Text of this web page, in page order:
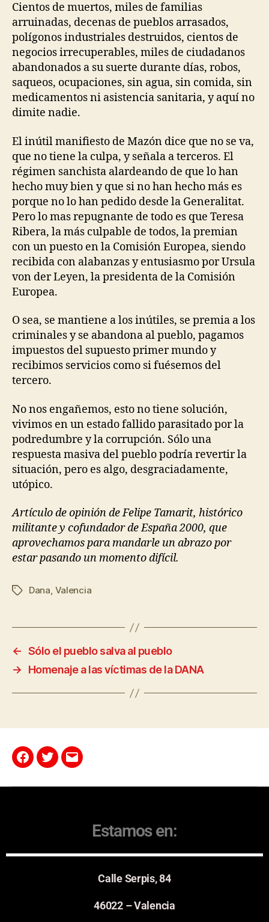
Cientos de muertos, miles de familias
arruinadas, decenas de pueblos arrasados,
polígonos industriales destruidos, cientos de
negocios irrecuperables, miles de ciudadanos
abandonados a su suerte durante días, robos,
saqueos, ocupaciones, sin agua, sin comida, sin
medicamentos ni asistencia sanitaria, y aquí no
dimite nadie.
El inútil manifiesto de Mazón dice que no se va,
que no tiene la culpa, y señala a terceros. El
régimen sanchista alardeando de que lo han
hecho muy bien y que si no han hecho más es
porque no lo han pedido desde la Generalitat.
Pero lo mas repugnante de todo es que Teresa
Ribera, la más culpable de todos, la premian
con un puesto en la Comisión Europea, siendo
recibida con alabanzas y entusiasmo por Ursula
von der Leyen, la presidenta de la Comisión
Europea.
O sea, se mantiene a los inútiles, se premia a los
criminales y se abandona al pueblo, pagamos
impuestos del supuesto primer mundo y
recibimos servicios como si fuésemos del
tercero.
No nos engañemos, esto no tiene solución,
vivimos en un estado fallido parasitado por la
podredumbre y la corrupción. Sólo una
respuesta masiva del pueblo podría revertir la
situación, pero es algo, desgraciadamente,
utópico.
Artículo de opinión de Felipe Tamarit, histórico
militante y cofundador de España 2000, que
aprovechamos para mandarle un abrazo por
estar pasando un momento difícil.
Dana, Valencia
← Sólo el pueblo salva al pueblo
→
Homenaje a las víctimas de la DANA
Estamos en:
Calle Serpis, 84
46022 – Valencia